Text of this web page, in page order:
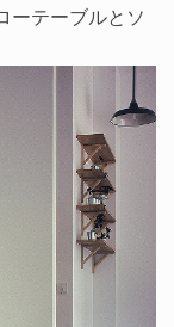
ーテーブルとソ